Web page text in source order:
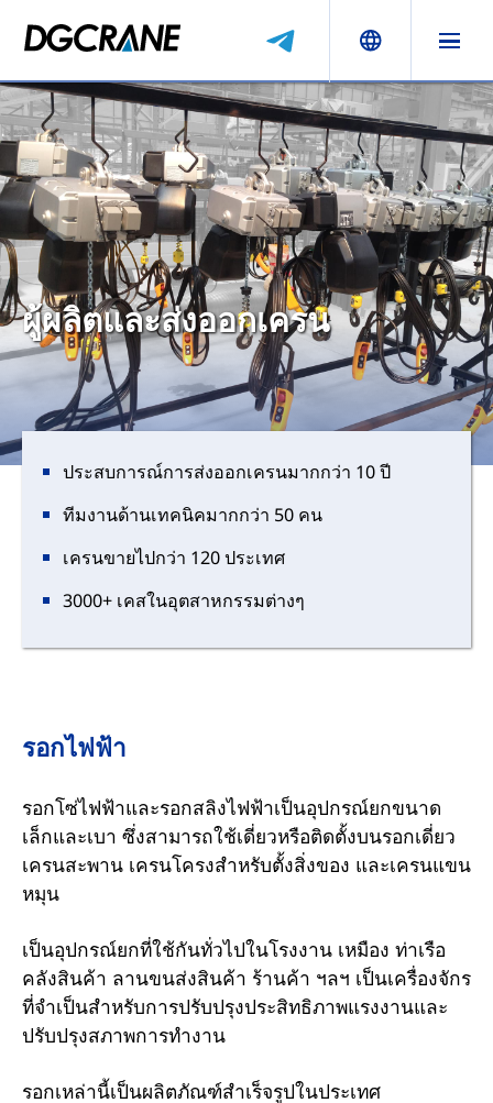
ผู้ผลิตและส่งออกเครน
ประสบการณ์การส่งออกเครนมากกว่า 10 ปี
ทีมงานด้านเทคนิคมากกว่า 50 คน
เครนขายไปกว่า 120 ประเทศ
3000+ เคสในอุตสาหกรรมต่างๆ
รอกไฟฟ้า
รอกโซ่ไฟฟ้าและรอกสลิงไฟฟ้าเป็นอุปกรณ์ยกขนาด
เล็กและเบา ซึ่งสามารถใช้เดี่ยวหรือติดตั้งบนรอกเดี่ยว
เครนสะพาน เครนโครงสำหรับตั้งสิ่งของ และเครนแขน
หมุน
เป็นอุปกรณ์ยกที่ใช้กันทั่วไปในโรงงาน เหมือง ท่าเรือ
คลังสินค้า ลานขนส่งสินค้า ร้านค้า ฯลฯ เป็นเครื่องจักร
ที่จำเป็นสำหรับการปรับปรุงประสิทธิภาพแรงงานและ
ปรับปรุงสภาพการทำงาน
รอกเหล่านี้เป็นผลิตภัณฑ์สำเร็จรูปในประเทศ